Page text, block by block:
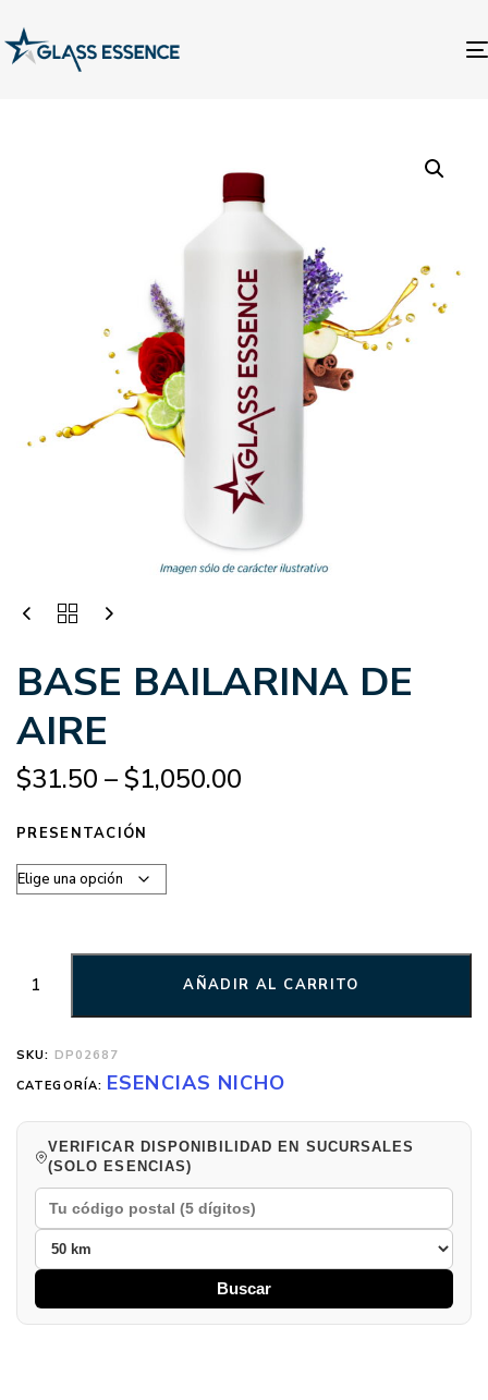
BASE BAILARINA DE
AIRE
$31.50 –$1,050.00
PRESENTACIÓN
AÑADIR AL CARRITO
SKU: DP02687
CATEGORÍA: ESENCIAS NICHO
VERIFICAR DISPONIBILIDAD EN SUCURSALES
(SOLO ESENCIAS)
Buscar